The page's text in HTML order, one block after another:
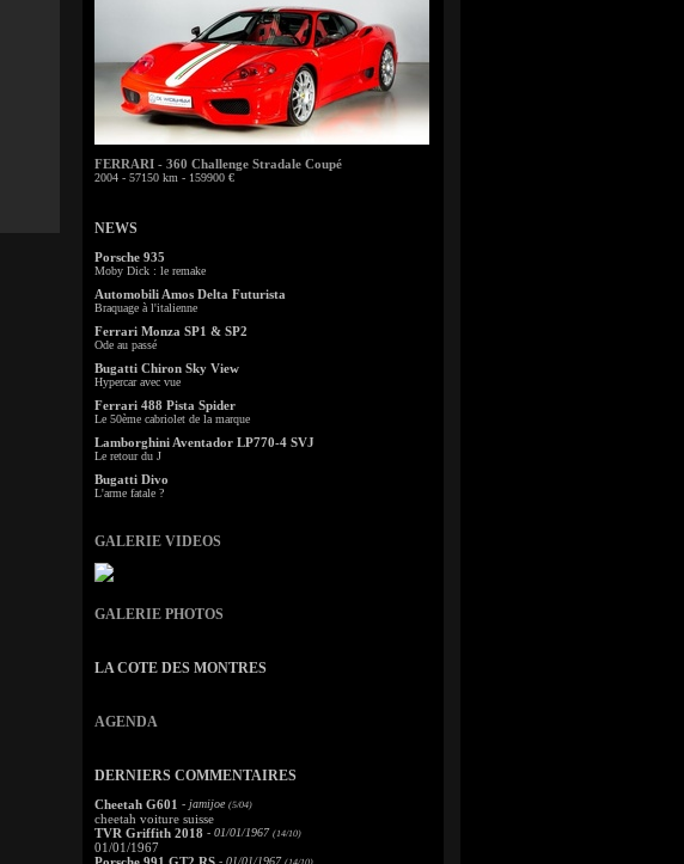
FERRARI - 360 Challenge Stradale Coupé
2004 - 57150 km - 159900 €
NEWS
Porsche 935
Moby Dick : le remake
Automobili Amos Delta Futurista
Braquage à l'italienne
Ferrari Monza SP1 & SP2
Ode au passé
Bugatti Chiron Sky View
Hypercar avec vue
Ferrari 488 Pista Spider
Le 50ème cabriolet de la marque
Lamborghini Aventador LP770-4 SVJ
Le retour du J
Bugatti Divo
L'arme fatale ?
GALERIE VIDEOS
GALERIE PHOTOS
LA COTE DES MONTRES
AGENDA
DERNIERS COMMENTAIRES
Cheetah G601 - jamijoe (5/04)
cheetah voiture suisse
TVR Griffith 2018 - 01/01/1967 (14/10)
01/01/1967
- 01/01/1967